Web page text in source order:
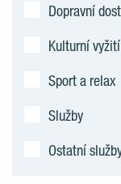
Dopravní
Kulturní vyžití
Sport a relax
Služby
Ostatní